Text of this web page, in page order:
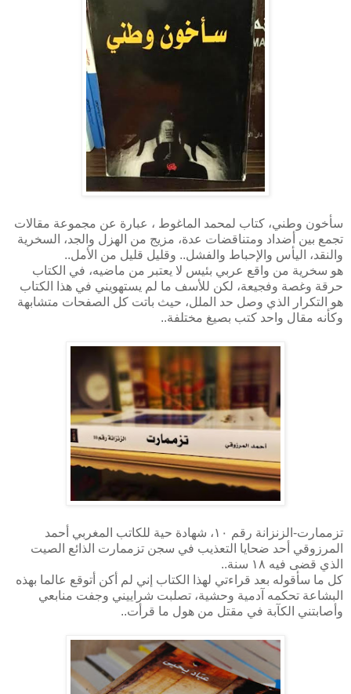
سأخون وطني، كتاب لمحمد الماغوط ، عبارة عن مجموعة مقالات
تجمع بين أضداد ومتناقضات عدة، مزيج من الهزل والجد، السخرية
والنقد، اليأس والإحباط والفشل.. وقليل قليل من الأمل..
هو سخرية من واقع عربي بئيس لا يعتبر من ماضيه، في الكتاب
حرقة وغصة وفجيعة، لكن للأسف ما لم يستهويني في هذا الكتاب
هو التكرار الذي وصل حد الملل، حيث باتت كل الصفحات متشابهة
وكأنه مقال واحد كتب بصيغ مختلفة..
تزممارت-الزنزانة رقم ١٠، شهادة حية للكاتب المغربي أحمد
المرزوقي أحد ضحايا التعذيب في سجن تزممارت الذائع الصيت
الذي قضى فيه ١٨ سنة..
كل ما سأقوله بعد قراءتي لهذا الكتاب إني لم أكن أتوقع عالما بهذه
البشاعة تحكمه آدمية وحشية، تصلبت شراييني وجفت منابعي
وأصابتني الكآبة في مقتل من هول ما قرأت..